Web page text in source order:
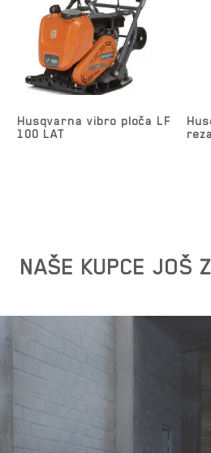
Husqvarna vibro ploča LF
100 LAT
NAŠE KUPCE JOŠ